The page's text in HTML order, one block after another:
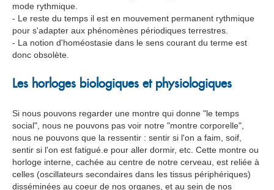
mode rythmique.
- Le reste du temps il est en mouvement permanent rythmique
pour s'adapter aux phénomènes périodiques terrestres.
- La notion d'homéostasie dans le sens courant du terme est
donc obsolète.
Les horloges biologiques et physiologiques
Si nous pouvons regarder une montre qui donne "le temps
social", nous ne pouvons pas voir notre "montre corporelle",
nous ne pouvons que la ressentir : sentir si l'on a faim, soif,
sentir si l'on est fatigué.e pour aller dormir, etc. Cette montre ou
horloge interne, cachée au centre de notre cerveau, est reliée à
celles (oscillateurs secondaires dans les tissus périphériques)
disséminées au coeur de nos organes, et au sein de nos